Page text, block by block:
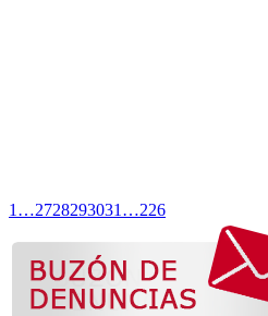
1 …2728293031 …226